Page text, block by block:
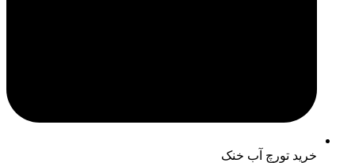
خرید تورچ آب خنک